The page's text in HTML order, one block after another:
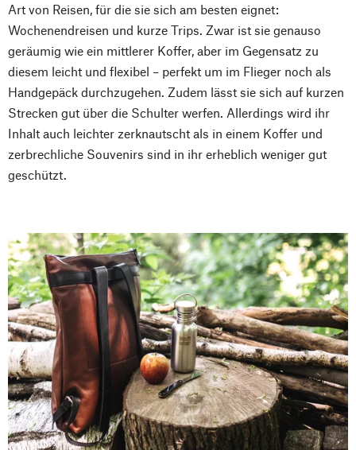
Art von Reisen, für die sie sich am besten eignet:
Wochenendreisen und kurze Trips. Zwar ist sie genauso
geräumig wie ein mittlerer Koffer, aber im Gegensatz zu
diesem leicht und flexibel – perfekt um im Flieger noch als
Handgepäck durchzugehen. Zudem lässt sie sich auf kurzen
Strecken gut über die Schulter werfen. Allerdings wird ihr
Inhalt auch leichter zerknautscht als in einem Koffer und
zerbrechliche Souvenirs sind in ihr erheblich weniger gut
geschützt.
Nach oben